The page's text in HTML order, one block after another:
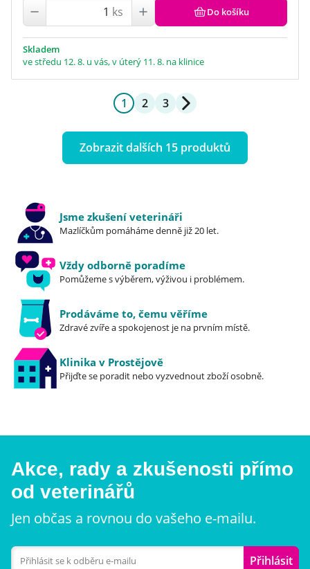
ks Do košíku
Skladem
ve středu 12. 8. u vás, v úterý 11. 8. na klinice
1 2 3
Zobrazit dalších 15 produktů
Jsme zkušení veterináři
Mazlíčkům pomáháme denně již 20 let.
Vždy odborně poradíme
Pomůžeme s výběrem, výživou i problémem.
Prodáváme to, čemu věříme
Zdravé zvíře a spokojenost je na prvním místě.
Klinika v Prostějově
Přijďte se poradit nebo vyzvednout zboží osobně.
Akce, rady a zkušenosti přímo
od veterinářů
Jen občas a rovnou do vašeho e-mailu.
Přihlásit